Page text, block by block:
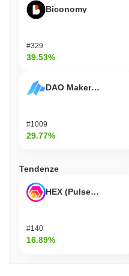
Biconomy
#329
39.53%
DAO Maker Token
#1009
29.77%
Tendenze
HEX (Pulsechain)
#140
16.89%